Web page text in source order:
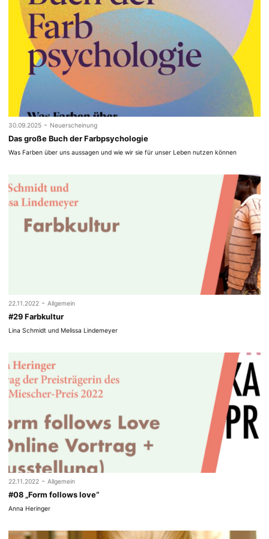
30.09.2025 - Neuerscheinung
Das große Buch der Farbpsychologie
Was Farben über uns aussagen und wie wir sie für unser Leben nutzen können
22.11.2022 - Allgemein
#29 Farbkultur
Lina Schmidt und Melissa Lindemeyer
22.11.2022 - Allgemein
#08 „Form follows love“
Anna Heringer